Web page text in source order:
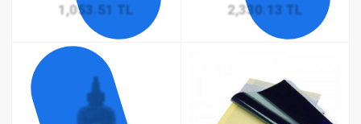
1,053.51 TL 2,330.13 TL